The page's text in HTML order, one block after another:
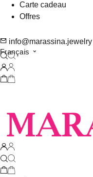
Carte cadeau
Offres
info@marassina.jewelry
Français